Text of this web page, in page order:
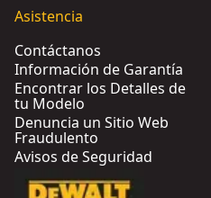
Asistencia
Contáctanos
Información de Garantía
Encontrar los Detalles de
tu Modelo
Denuncia un Sitio Web
Fraudulento
Avisos de Seguridad